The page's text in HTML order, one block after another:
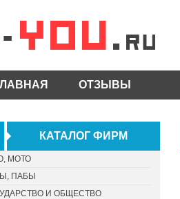
ОТЗЫВЫ
КАТАЛОГ ФИРМ
МОТО
ПАБЫ
И ОБЩЕСТВО